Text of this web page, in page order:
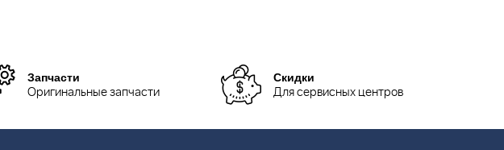
Запчасти
Оригинальные запчасти
Скидки
Для сервисных центров